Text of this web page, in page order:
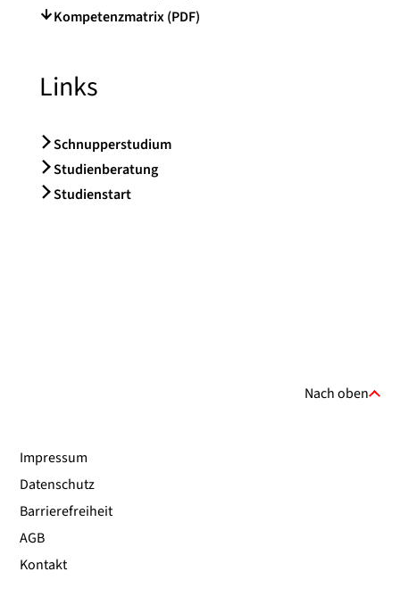
Kompetenzmatrix (PDF)
Links
Schnupperstudium
Studienberatung
Studienstart
Nach oben
Impressum
Datenschutz
Barrierefreiheit
AGB
Kontakt